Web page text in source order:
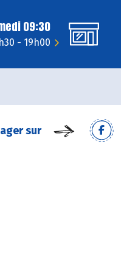
09:30
- 19h00
sur